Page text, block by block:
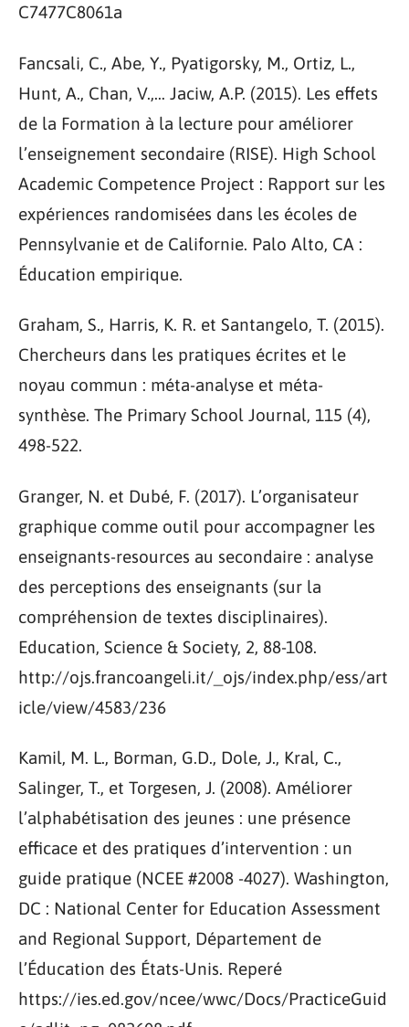
C7477C8061a
Fancsali, C., Abe, Y., Pyatigorsky, M., Ortiz, L.,
Hunt, A., Chan, V.,… Jaciw, A.P. (2015). Les effets
de la Formation à la lecture pour améliorer
l’enseignement secondaire (RISE). High School
Academic Competence Project : Rapport sur les
expériences randomisées dans les écoles de
Pennsylvanie et de Californie. Palo Alto, CA :
Éducation empirique.
Graham, S., Harris, K. R. et Santangelo, T. (2015).
Chercheurs dans les pratiques écrites et le
noyau commun : méta-analyse et méta-
synthèse. The Primary School Journal, 115 (4),
498-522.
Granger, N. et Dubé, F. (2017). L’organisateur
graphique comme outil pour accompagner les
enseignants-resources au secondaire : analyse
des perceptions des enseignants (sur la
compréhension de textes disciplinaires).
Education, Science & Society, 2, 88-108.
http://ojs.francoangeli.it/_ojs/index.php/ess/art
icle/view/4583/236
Kamil, M. L., Borman, G.D., Dole, J., Kral, C.,
Salinger, T., et Torgesen, J. (2008). Améliorer
l’alphabétisation des jeunes : une présence
efficace et des pratiques d’intervention : un
guide pratique (NCEE #2008 -4027). Washington,
DC : National Center for Education Assessment
and Regional Support, Département de
l’Éducation des États-Unis. Reperé
https://ies.ed.gov/ncee/wwc/Docs/PracticeGuid